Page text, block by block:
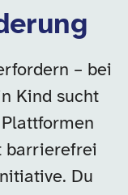
– bei
Kind sucht
barrierefrei
Du